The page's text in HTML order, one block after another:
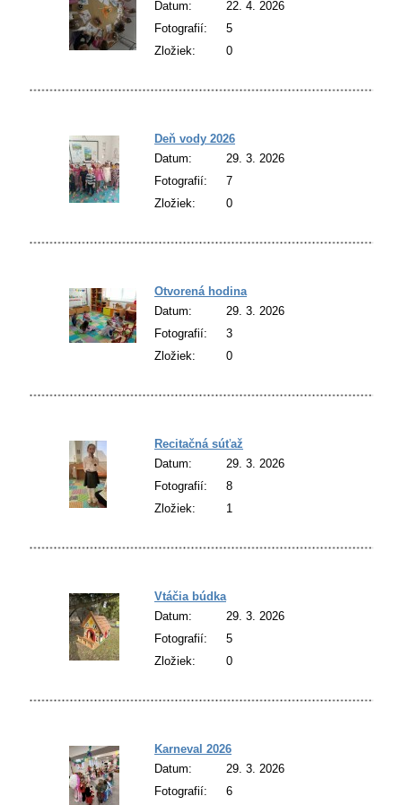
Datum:
22. 4. 2026
Fotografií:
5
Zložiek:
0
Deň vody 2026
Datum:
29. 3. 2026
Fotografií:
7
Zložiek:
0
Otvorená hodina
Datum:
29. 3. 2026
Fotografií:
3
Zložiek:
0
Recitačná súťaž
Datum:
29. 3. 2026
Fotografií:
8
Zložiek:
1
Vtáčia búdka
Datum:
29. 3. 2026
Fotografií:
5
Zložiek:
0
Karneval 2026
Datum:
29. 3. 2026
Fotografií:
6